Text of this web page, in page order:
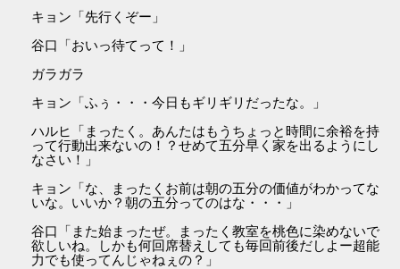
キョン「先行くぞー」
谷口「おいっ待てって！」
ガラガラ
キョン「ふぅ・・・今日もギリギリだったな。」
ハルヒ「まったく。あんたはもうちょっと時間に余裕を持
って行動出来ないの！？せめて五分早く家を出るようにし
なさい！」
キョン「な、まったくお前は朝の五分の価値がわかってな
いな。いいか？朝の五分ってのはな・・・」
谷口「また始まったぜ。まったく教室を桃色に染めないで
欲しいね。しかも何回席替えしても毎回前後だしよー超能
力でも使ってんじゃねぇの？」